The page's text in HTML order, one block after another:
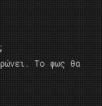
Το φως θα